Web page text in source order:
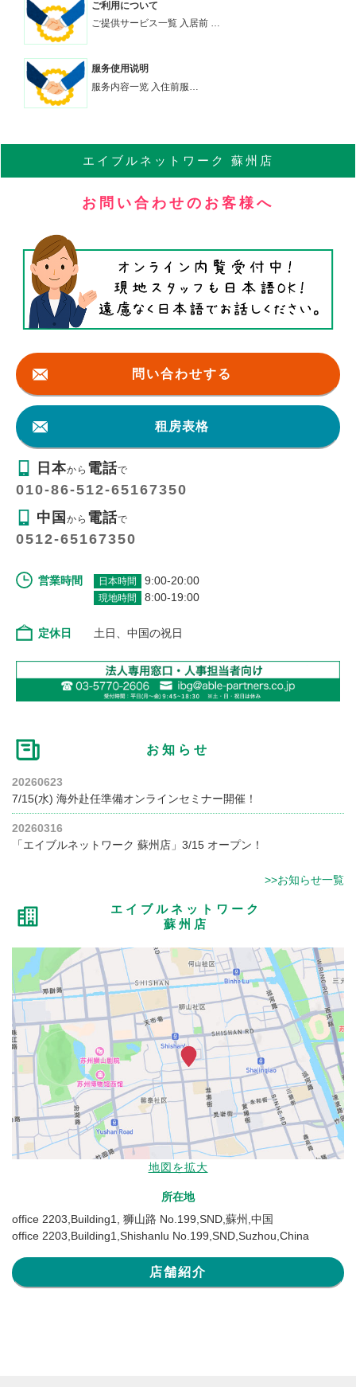
ご利用について
ご提供サービス一覧 入居前 …
服务使用说明
服务内容一览 入住前服…
エイブル ネットワーク 蘇州店
お問い合わせのお客様へ
問い合わせする
租房表格
日本から 電話で
010-86-512-65167350
中国から 電話で
0512-65167350
営業時間 日本時間 9:00-20:00
現地時間 8:00-19:00
定休日 土日、中国の祝日
お知らせ
20260623
7/15(水) 海外赴任準備オンラインセミナー開催！
20260316
「エイブルネットワーク 蘇州店」3/15 オープン！
>>お知らせ一覧
エイブルネットワーク
蘇州店
地図を拡大
所在地
office 2203,Building1, 狮山路 No.199,SND,蘇州,中国
office 2203,Building1,Shishanlu No.199,SND,Suzhou,China
店舗紹介